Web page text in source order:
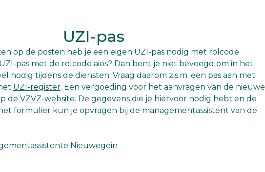
UZI-pas
op de posten heb je een eigen UZI-pas nodig met rolcode
pas met de rolcode aios? Dan bent je niet bevoegd om in het
nodig tijdens de diensten. Vraag daarom z.s.m. een pas aan met
UZI-register. Een vergoeding voor het aanvragen van de nieuwe
de VZVZ-website. De gegevens die je hiervoor nodig hebt en de
formulier kun je opvragen bij de managementassistent van de
Nieuwegein